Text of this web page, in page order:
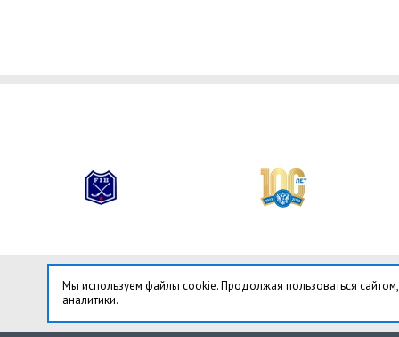
Мы используем файлы cookie. Продолжая пользоваться
аналитики.